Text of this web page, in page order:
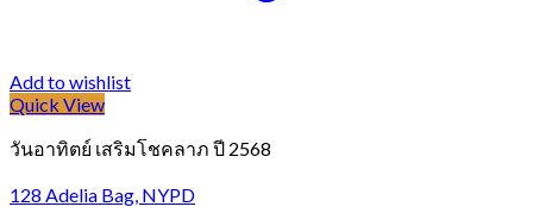
Add to wishlist
Quick View
วันอาทิตย์ เสริมโชคลาภ ปี 2568
128 Adelia Bag, NYPD